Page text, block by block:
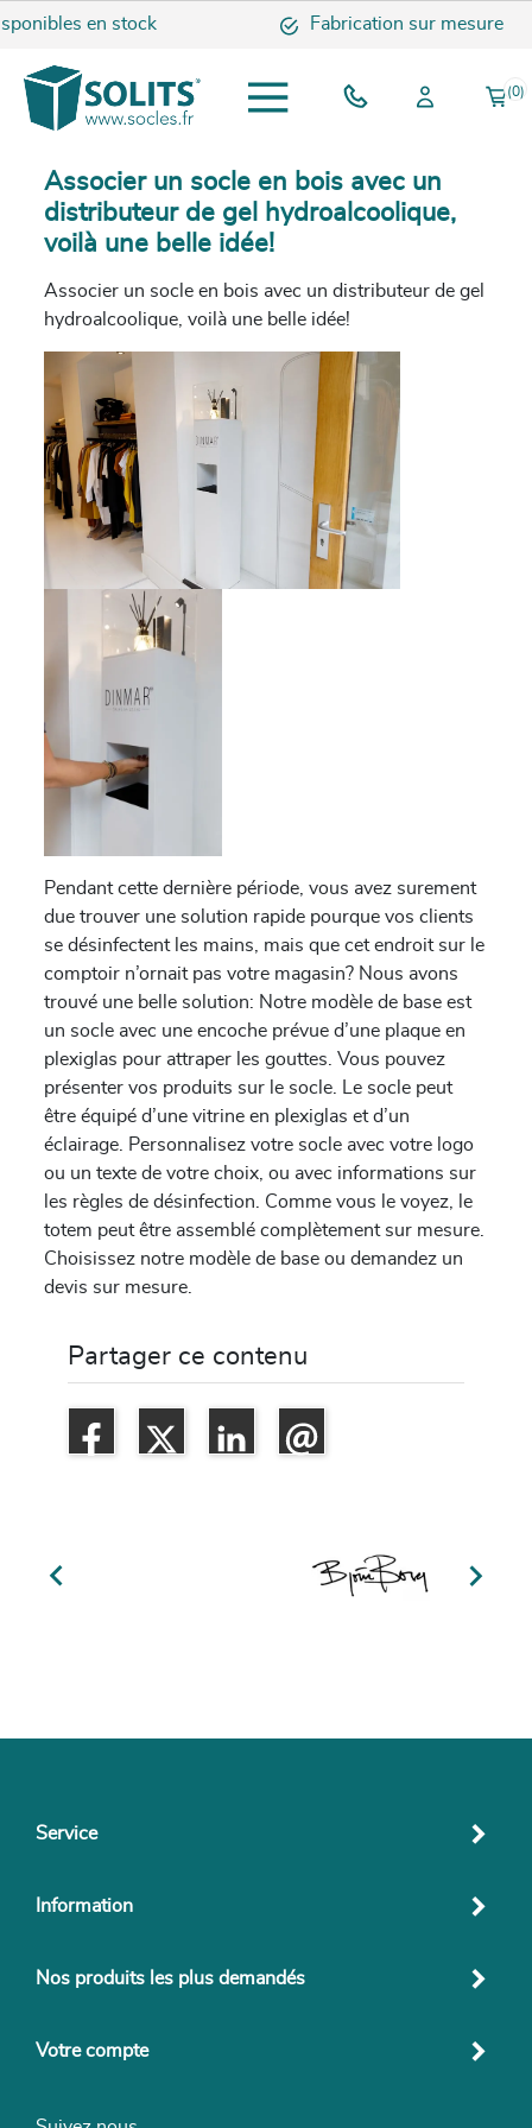
en stock Fabrication sur mesure
(0)
Associer un socle en bois avec un
distributeur de gel hydroalcoolique,
voilà une belle idée!
Associer un socle en bois avec un distributeur de gel
hydroalcoolique, voilà une belle idée!
Pendant cette dernière période, vous avez surement
due trouver une solution rapide pourque vos clients
se désinfectent les mains, mais que cet endroit sur le
comptoir n’ornait pas votre magasin? Nous avons
trouvé une belle solution: Notre modèle de base est
un socle avec une encoche prévue d’une plaque en
plexiglas pour attraper les gouttes. Vous pouvez
présenter vos produits sur le socle. Le socle peut
être équipé d’une vitrine en plexiglas et d’un
éclairage. Personnalisez votre socle avec votre logo
ou un texte de votre choix, ou avec informations sur
les règles de désinfection. Comme vous le voyez, le
totem peut être assemblé complètement sur mesure.
Choisissez notre modèle de base ou demandez un
devis sur mesure.
Partager ce contenu
 
Service
Information
Nos produits les plus demandés
Votre compte